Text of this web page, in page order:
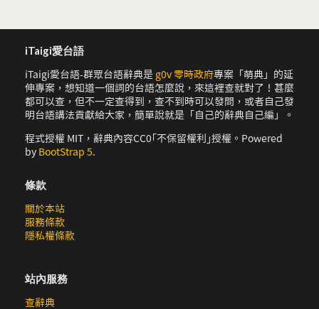
iTaigi愛台語
iTaigi愛台語-群眾台語辭典是 g0v 零時政府專案「萌典」的延
伸專案，想知道一個詞的台語怎麼說，來這裡查就對了！甚麼
都可以查，但不一定查得到，查不到時可以發問，或者自己發
明台語講法貢獻給大家，簡單說就是「自己的辭典自己編」。
程式授權 MIT，辭典內容CC0｢不保留權利｣授權。Powered
by BootStrap 5.
條款
關於本站
服務條款
隱私權條款
站內服務
查辭典